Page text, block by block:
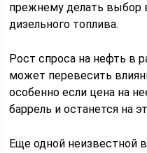
прежнему делать выбор
дизельного топлива.
Рост спроса на нефть в
может перевесить
особенно если цена на
баррель и останется на
Еще одной неизвестной